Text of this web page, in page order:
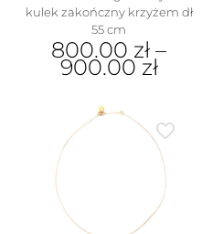
kulek zakończny krzyżem dł
55 cm
800.00 zł –
900.00 zł
wariantów.